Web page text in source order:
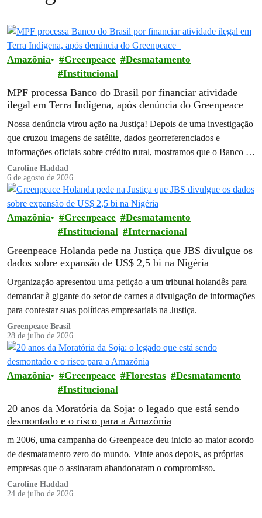
Amazônia Greenpeace
Desmatamento
Institucional
MPF processa Banco do Brasil por financiar atividade
ilegal em Terra Indígena, após denúncia do Greenpeace
Nossa denúncia virou ação na Justiça! Depois de uma investigação
que cruzou imagens de satélite, dados georreferenciados e
informações oficiais sobre crédito rural, mostramos que o Banco do
Brasil financiou…
Caroline Haddad
6 de agosto de 2026
Amazônia Greenpeace
Desmatamento
Institucional
Internacional
Greenpeace Holanda pede na Justiça que JBS divulgue os
dados sobre expansão de US$ 2,5 bi na Nigéria
Organização apresentou uma petição a um tribunal holandês para
demandar à gigante do setor de carnes a divulgação de informações
para contestar suas políticas empresariais na Justiça.
Greenpeace Brasil
28 de julho de 2026
Amazônia Greenpeace Florestas
Desmatamento
Institucional
20 anos da Moratória da Soja: o legado que está sendo
desmontado e o risco para a Amazônia
m 2006, uma campanha do Greenpeace deu inicio ao maior acordo
de desmatamento zero do mundo. Vinte anos depois, as próprias
empresas que o assinaram abandonaram o compromisso.
Caroline Haddad
24 de julho de 2026